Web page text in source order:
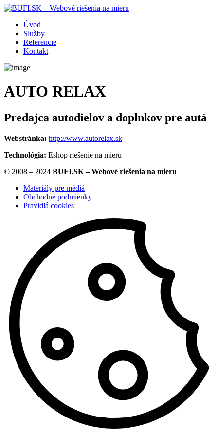
Úvod
Služby
Referencie
Kontakt
AUTO RELAX
Predajca autodielov a doplnkov pre autá
Webstránka: http://www.autorelax.sk
Technológia: Eshop riešenie na mieru
© 2008 – 2024 BUFI.SK – Webové riešenia na mieru
Materiály pre médiá
Obchodné podmienky
Pravidlá cookies